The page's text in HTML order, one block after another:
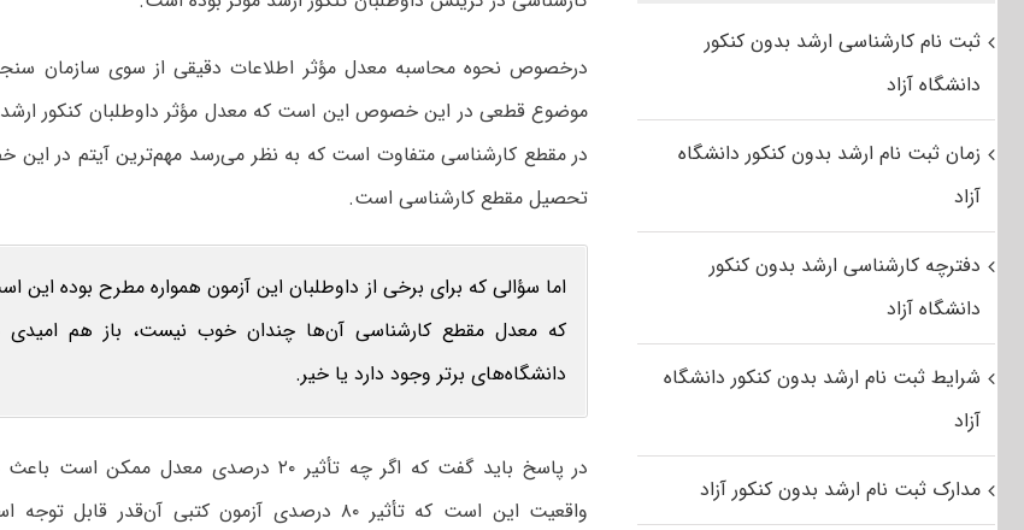
درخصوص نحوه محاسبه معدل مؤثر اطلاعات دقیقی از سوی سازمان
موضوع قطعی در این خصوص این است که معدل مؤثر داوطلبان کنکور
در مقطع کارشناسی متفاوت است که به نظر می‌رسد مهم‌ترین آیتم در
تحصیل مقطع کارشناسی است.
اما سؤالی که برای برخی از داوطلبان این آزمون همواره مطرح بوده این
که معدل مقطع کارشناسی آن‌ها چندان خوب نیست، باز هم
دانشگاه‌های برتر وجود دارد یا خیر.
در پاسخ باید گفت که اگر چه تأثیر ۲۰ درصدی معدل
واقعیت این است که تأثیر ۸۰ درصدی آزمون کتبی آن‌قدر
ثبت نام کارشناسی ارشد بدون کنکور
دانشگاه آزاد
زمان ثبت نام ارشد بدون کنکور دانشگاه
آزاد
دفترچه کارشناسی ارشد بدون کنکور
دانشگاه آزاد
شرایط ثبت نام ارشد بدون کنکور دانشگاه
آزاد
مدارک ثبت نام ارشد بدون کنکور آزاد